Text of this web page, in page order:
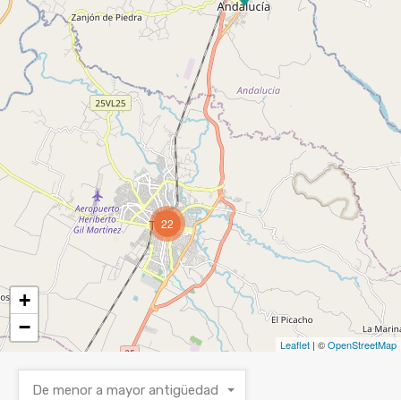
22
+
−
Leaflet | ©OpenStreetMap
De menor a mayor antigüedad